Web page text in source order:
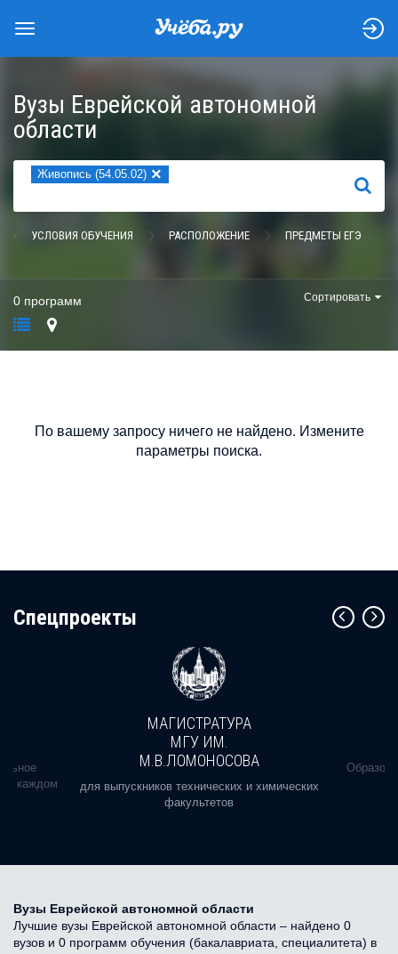
Вузы Еврейской автономной
области
Живопись (54.05.02) ×
НАЙТИ
УСЛОВИЯ ОБУЧЕНИЯ РАСПОЛОЖЕНИЕ ПРЕДМЕТЫ ЕГЭ
0 программ Сортировать
По вашему запросу ничего не найдено. Измените
параметры поиска.
Cпецпроекты
в каждом
МАГИСТРАТУРА
МГУ ИМ.
М.В.ЛОМОНОСОВА
для выпускников технических и химических
факультетов
Вузы Еврейской автономной области
Лучшие вузы Еврейской автономной области – найдено 0
вузов и 0 программ обучения (бакалавриата, специалитета) в